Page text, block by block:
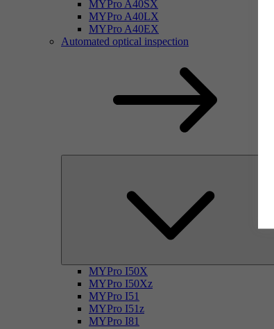
MYPro A40SX
MYPro A40LX
MYPro A40EX
Automated optical inspection
MYPro I50X
MYPro I50Xz
MYPro I51
MYPro I51z
MYPro I81